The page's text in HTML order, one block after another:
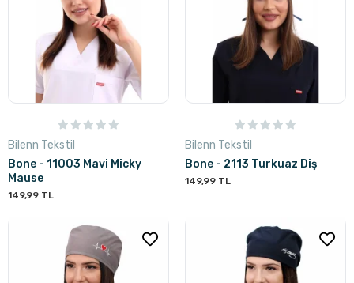
Bilenn Tekstil
Bone - 11003 Mavi Micky
Mause
149,99 TL
Bilenn Tekstil
Bone - 2113 Turkuaz Diş
149,99 TL